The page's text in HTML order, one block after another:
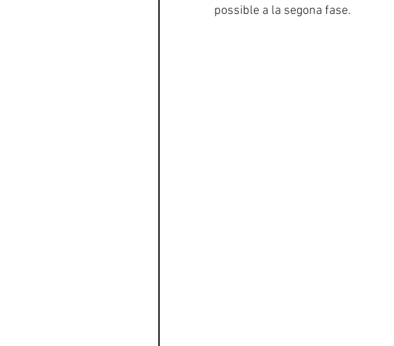
possible a la segona fase.